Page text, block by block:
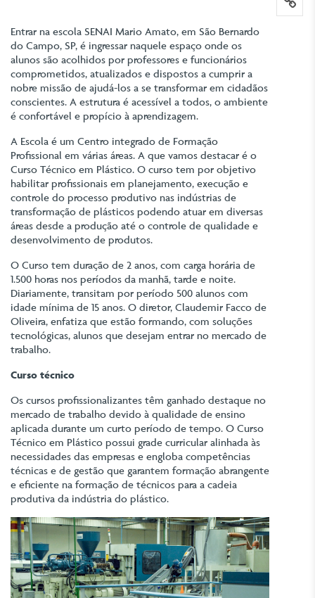
Entrar na escola SENAI Mario Amato, em São Bernardo
do Campo, SP, é ingressar naquele espaço onde os
alunos são acolhidos por professores e funcionários
comprometidos, atualizados e dispostos a cumprir a
nobre missão de ajudá-los a se transformar em cidadãos
conscientes. A estrutura é acessível a todos, o ambiente
é confortável e propício à aprendizagem.
A Escola é um Centro integrado de Formação
Profissional em várias áreas. A que vamos destacar é o
Curso Técnico em Plástico. O curso tem por objetivo
habilitar profissionais em planejamento, execução e
controle do processo produtivo nas indústrias de
transformação de plásticos podendo atuar em diversas
áreas desde a produção até o controle de qualidade e
desenvolvimento de produtos.
O Curso tem duração de 2 anos, com carga horária de
1.500 horas nos períodos da manhã, tarde e noite.
Diariamente, transitam por período 500 alunos com
idade mínima de 15 anos. O diretor, Claudemir Facco de
Oliveira, enfatiza que estão formando, com soluções
tecnológicas, alunos que desejam entrar no mercado de
trabalho.
Curso técnico
Os cursos profissionalizantes têm ganhado destaque no
mercado de trabalho devido à qualidade de ensino
aplicada durante um curto período de tempo. O Curso
Técnico em Plástico possui grade curricular alinhada às
necessidades das empresas e engloba competências
técnicas e de gestão que garantem formação abrangente
e eficiente na formação de técnicos para a cadeia
produtiva da indústria do plástico.